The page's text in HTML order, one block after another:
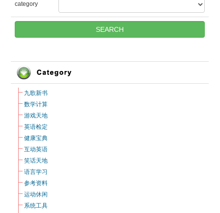
category
九歌新书
数学计算
游戏天地
英语检定
健康宝典
互动英语
笑话天地
语言学习
参考资料
运动休闲
系统工具